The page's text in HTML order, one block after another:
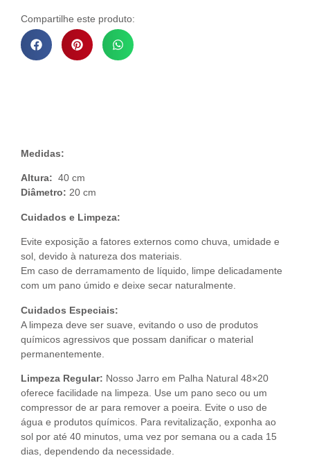
Compartilhe este produto:
Medidas:
Altura: 40 cm
Diâmetro: 20 cm
Cuidados e Limpeza:
Evite exposição a fatores externos como chuva, umidade e
sol, devido à natureza dos materiais.
Em caso de derramamento de líquido, limpe delicadamente
com um pano úmido e deixe secar naturalmente.
Cuidados Especiais:
A limpeza deve ser suave, evitando o uso de produtos
químicos agressivos que possam danificar o material
permanentemente.
Limpeza Regular: Nosso Jarro em Palha Natural 48×20
oferece facilidade na limpeza. Use um pano seco ou um
compressor de ar para remover a poeira. Evite o uso de
água e produtos químicos. Para revitalização, exponha ao
sol por até 40 minutos, uma vez por semana ou a cada 15
dias, dependendo da necessidade.